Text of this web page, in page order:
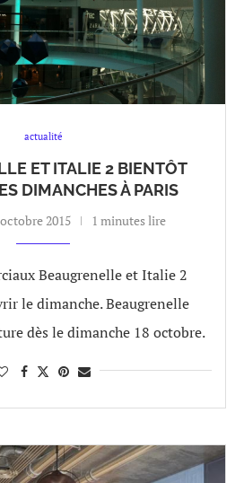
actualité
ET ITALIE 2 BIENTÔT
DIMANCHES À PARIS
2015 1 minutes lire
Beaugrenelle et Italie 2
le dimanche. Beaugrenelle
dès le dimanche 18 octobre.